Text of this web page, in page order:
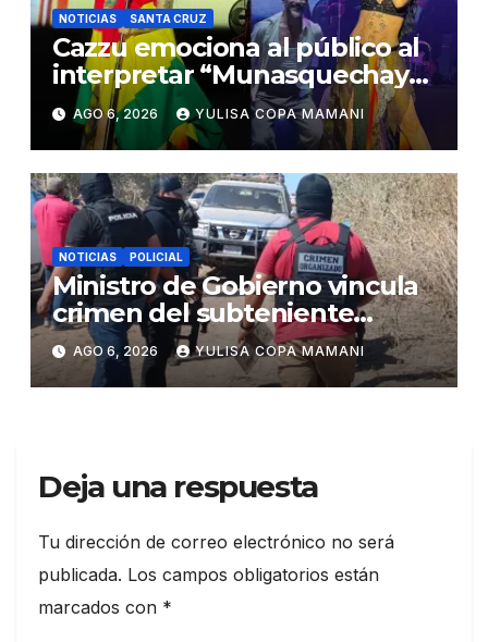
NOTICIAS SANTA CRUZ
Cazzu emociona al público al
interpretar “Munasquechay”
en su concierto en Santa Cruz
AGO 6, 2026 YULISA COPA MAMANI
NOTICIAS POLICIAL
Ministro de Gobierno vincula
crimen del subteniente
Salazar con la red de
Sebastián Marset
AGO 6, 2026 YULISA COPA MAMANI
Deja una respuesta
Tu dirección de correo electrónico no será
publicada. Los campos obligatorios están
marcados con *